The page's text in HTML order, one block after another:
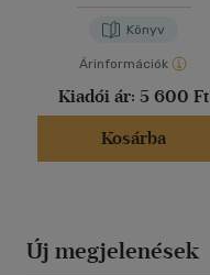
Könyv
Árinformációk
Kiadói ár: 5 600 Ft
Kosárba
Új megjelenések